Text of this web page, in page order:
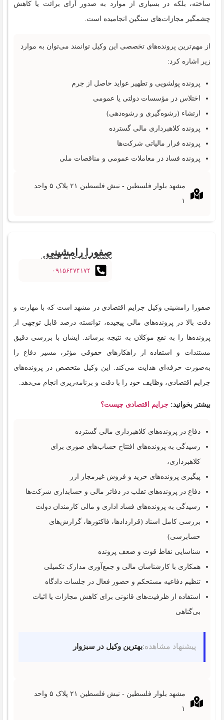
ساخته، بلکه در بسیاری از موارد به صدور آرای برائت یا کاهش
چشمگیر مجازات‌های سنگین انجامیده است.
از مهم‌ترین پرونده‌های تخصصی این وکیل توانمند می‌توان به موارد
زیر اشاره کرد:
پرونده پولشویی و تطهیر عواید حاصل از جرم
اختلاس در مؤسسات دولتی یا عمومی
ارتشاء (رشوه‌گیری و رشوه‌دهی)
پرونده کلاهبرداری مالی گسترده
پرونده فرار مالیاتی شرکت‌ها
پرونده فساد در معاملات عمومی و مناقصات ملی
مشهد بلوار فلسطین - نبش فلسطین ۲۱ پلاک ۵ واحد
۱
صفورا رامشینی
تخصص: وکیل جرایم اقتصادی
۰۹۱۵۶۴۷۴۱۷۴
صفورا رامشینی وکیل جرایم اقتصادی در مشهد است که با مهارت و
دقت بالا در پرونده‌های مالی پیچیده، توانسته درصد قابل توجهی از
پرونده‌ها را به نفع موکلان به نتیجه برساند. ایشان با بررسی دقیق
مستندات و استفاده از راهکارهای حقوقی مؤثر، مسیر دفاع را
به‌صورت حرفه‌ای هدایت می‌کند. این وکیل متخصص در پرونده‌های
جرایم اقتصادی، وظایف خود را با دقت و برنامه‌ریزی انجام می‌دهد.
بیشتر بخوانید: جرایم اقتصادی چیست؟
دفاع در پرونده‌های کلاهبرداری مالی گسترده
رسیدگی به پرونده‌های افتتاح حساب‌های صوری برای
کلاهبرداری،
پیگیری پرونده‌های خرید و فروش غیرمجاز ارز
دفاع در پرونده‌های تقلب در دفاتر مالی و حسابداری شرکت‌ها
رسیدگی به پرونده‌های فساد اداری و مالی کارمندان دولت
بررسی کامل اسناد (قراردادها، فاکتورها، گزارش‌های
حسابرسی)
شناسایی نقاط قوت و ضعف پرونده
همکاری با کارشناسان مالی و جمع‌آوری مدارک تکمیلی
تنظیم دفاعیه مستحکم و حضور فعال در جلسات دادگاه
استفاده از ظرفیت‌های قانونی برای کاهش مجازات یا اثبات
بی‌گناهی
پیشنهاد مشاهده:بهترین وکیل در سبزوار
مشهد بلوار فلسطین - نبش فلسطین ۲۱ پلاک ۵ واحد
۱